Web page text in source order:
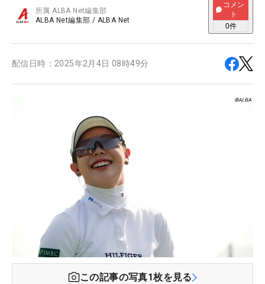
所属ALBA Net編集部
ALBA Net編集部 / ALBA Net
コメン
ト
0件
配信日時： 2025年2月4日 08時49分
この記事の写真1枚を見る